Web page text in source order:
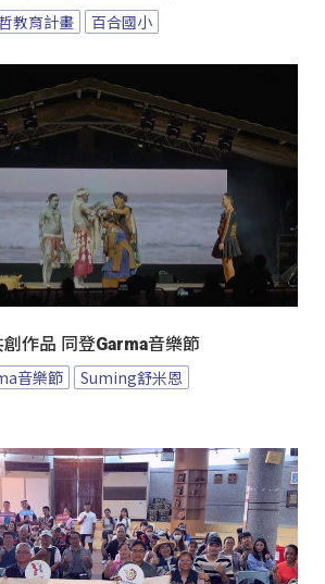
教育計畫 百合國小
作品 同登Garma音樂節
音樂節
Suming舒米恩